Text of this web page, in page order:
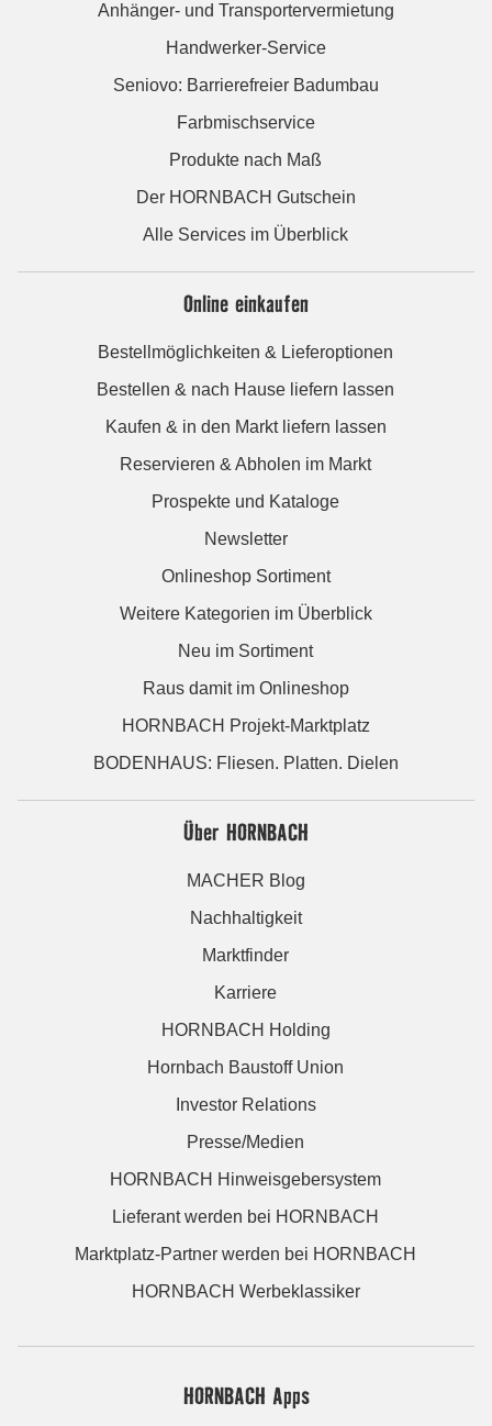
Anhänger- und Transportervermietung
Handwerker-Service
Seniovo: Barrierefreier Badumbau
Farbmischservice
Produkte nach Maß
Der HORNBACH Gutschein
Alle Services im Überblick
Online einkaufen
Bestellmöglichkeiten & Lieferoptionen
Bestellen & nach Hause liefern lassen
Kaufen & in den Markt liefern lassen
Reservieren & Abholen im Markt
Prospekte und Kataloge
Newsletter
Onlineshop Sortiment
Weitere Kategorien im Überblick
Neu im Sortiment
Raus damit im Onlineshop
HORNBACH Projekt-Marktplatz
BODENHAUS: Fliesen. Platten. Dielen
Über HORNBACH
MACHER Blog
Nachhaltigkeit
Marktfinder
Karriere
HORNBACH Holding
Hornbach Baustoff Union
Investor Relations
Presse/Medien
HORNBACH Hinweisgebersystem
Lieferant werden bei HORNBACH
Marktplatz-Partner werden bei HORNBACH
HORNBACH Werbeklassiker
HORNBACH Apps